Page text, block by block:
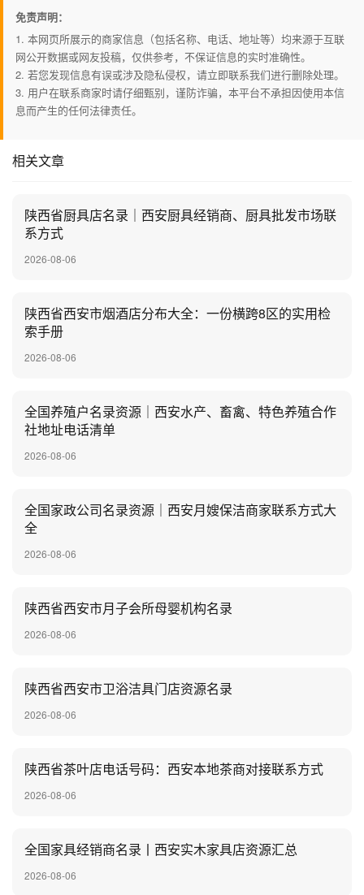
免责声明：
1. 本网页所展示的商家信息（包括名称、电话、地址等）均来源于互联
网公开数据或网友投稿，仅供参考，不保证信息的实时准确性。
2. 若您发现信息有误或涉及隐私侵权，请立即联系我们进行删除处理。
3. 用户在联系商家时请仔细甄别，谨防诈骗，本平台不承担因使用本信
息而产生的任何法律责任。
相关文章
陕西省厨具店名录｜西安厨具经销商、厨具批发市场联
系方式
2026-08-06
陕西省西安市烟酒店分布大全：一份横跨8区的实用检
索手册
2026-08-06
全国养殖户名录资源｜西安水产、畜禽、特色养殖合作
社地址电话清单
2026-08-06
全国家政公司名录资源｜西安月嫂保洁商家联系方式大
全
2026-08-06
陕西省西安市月子会所母婴机构名录
2026-08-06
陕西省西安市卫浴洁具门店资源名录
2026-08-06
陕西省茶叶店电话号码：西安本地茶商对接联系方式
2026-08-06
全国家具经销商名录丨西安实木家具店资源汇总
2026-08-06